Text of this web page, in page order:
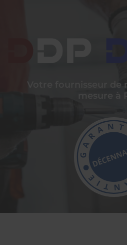
Votre fournisseur de
mesure à